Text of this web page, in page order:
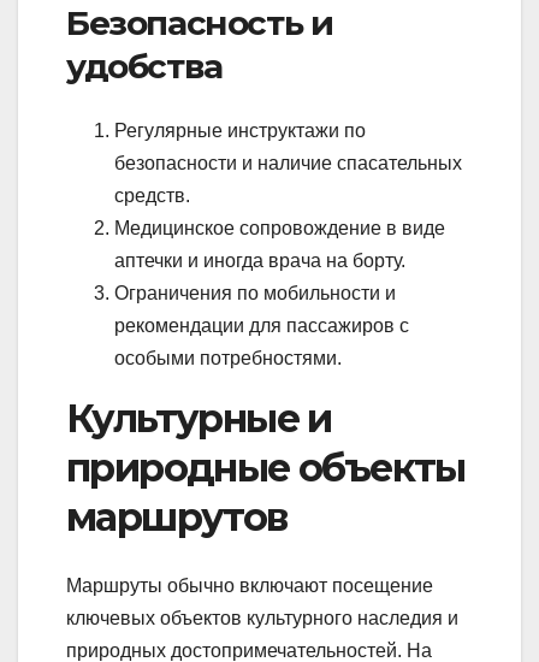
Безопасность и
удобства
Регулярные инструктажи по
безопасности и наличие спасательных
средств.
Медицинское сопровождение в виде
аптечки и иногда врача на борту.
Ограничения по мобильности и
рекомендации для пассажиров с
особыми потребностями.
Культурные и
природные объекты
маршрутов
Маршруты обычно включают посещение
ключевых объектов культурного наследия и
природных достопримечательностей. На